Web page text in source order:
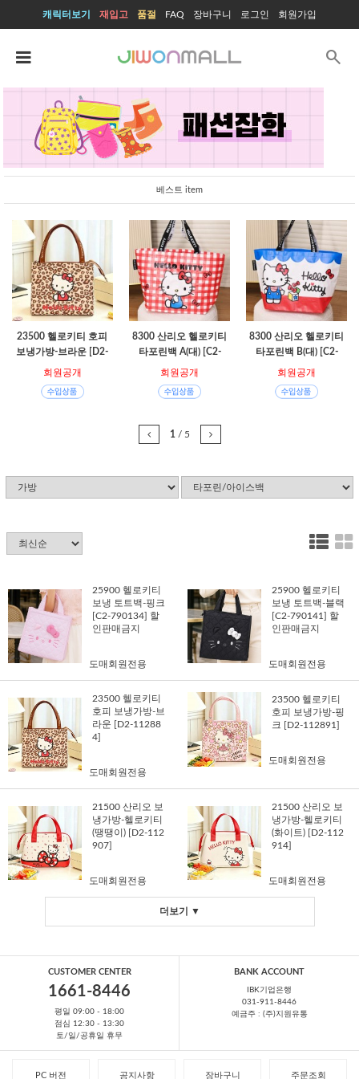
캐릭터보기 재입고 품절 FAQ 장바구니 로그인 회원가입
search
베스트 item
23500 헬로키티 호피
보냉가방-브라운 [D2-
회원공개
8300 산리오 헬로키티
타포린백 A(대) [C2-
회원공개
8300 산리오 헬로키티
타포린백 B(대) [C2-
회원공개
1 / 5
25900 헬로키티
보냉 토트백-핑크
[C2-790134] 할
인판매금지
도매회원전용
25900 헬로키티
보냉 토트백-블랙
[C2-790141] 할
인판매금지
도매회원전용
23500 헬로키티
호피 보냉가방-브
라운 [D2-11288
4]
도매회원전용
23500 헬로키티
호피 보냉가방-핑
크 [D2-112891]
도매회원전용
21500 산리오 보
냉가방-헬로키티
(땡땡이) [D2-112
907]
도매회원전용
21500 산리오 보
냉가방-헬로키티
(화이트) [D2-112
914]
도매회원전용
더보기 ▼
CUSTOMER CENTER
1661-8446
평일 09:00 - 18:00
점심 12:30 - 13:30
토/일/공휴일 휴무
BANK ACCOUNT
IBK기업은행
031-911-8446
예금주 : (주)지원유통
PC 버전 공지사항 장바구니 주문조회